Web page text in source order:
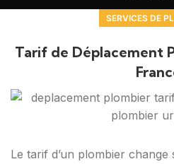
SERVICES DE
Tarif de Déplacement
Le tarif d’un plombier